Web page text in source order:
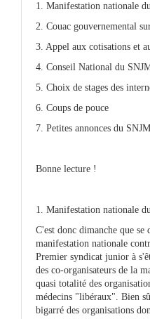
1. Manifestation nationale
2. Couac gouvernemental
3. Appel aux cotisations et
4. Conseil National du
5. Choix de stages des
6. Coups de pouce
7. Petites annonces du
Bonne lecture !
1. Manifestation nationale
C'est donc dimanche que se
manifestation nationale
Premier syndicat junior à
des co-organisateurs de la
quasi totalité des
médecins "libéraux". Bien
bigarré des organisations